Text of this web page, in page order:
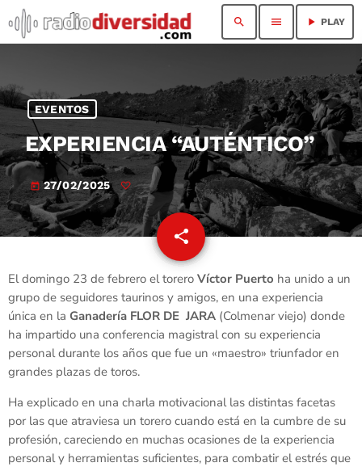
search menu play_arrow PLAY
EVENTOS
EXPERIENCIA “AUTÉNTICO”
today 27/02/2025
share
email
El domingo 23 de febrero el torero Víctor Puerto ha unido a un
grupo de seguidores taurinos y amigos, en una experiencia
única en la Ganadería FLOR DE JARA (Colmenar viejo) donde
ha impartido una conferencia magistral con su experiencia
personal durante los años que fue un «maestro» triunfador en
grandes plazas de toros.
Ha explicado en una charla motivacional las distintas facetas
por las que atraviesa un torero cuando está en la cumbre de su
profesión, careciendo en muchas ocasiones de la experiencia
personal y herramientas suficientes, para combatir el estrés que